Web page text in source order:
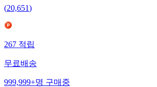
(20,651)
267 적립
무료배송
999,999+명 구매중